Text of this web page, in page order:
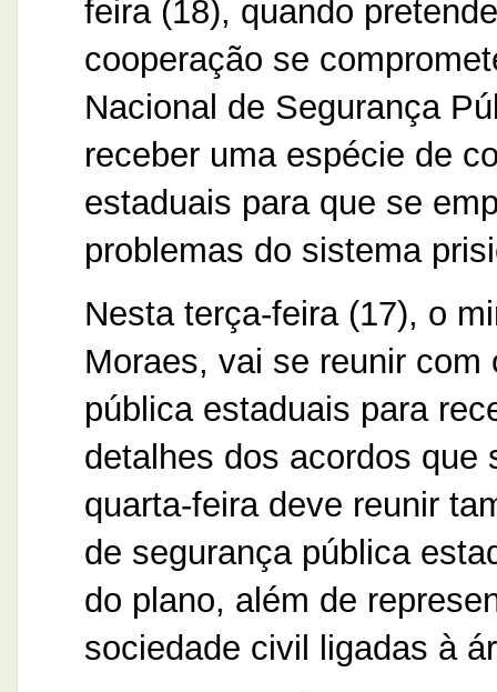
feira (18), quando
cooperação se
Nacional de Segurança
receber uma espécie de
estaduais para que se
problemas do sistema
Nesta terça-feira (17), o
Moraes, vai se reunir
pública estaduais para
detalhes dos acordos que
quarta-feira deve reunir
de segurança pública
do plano, além de
sociedade civil ligadas à